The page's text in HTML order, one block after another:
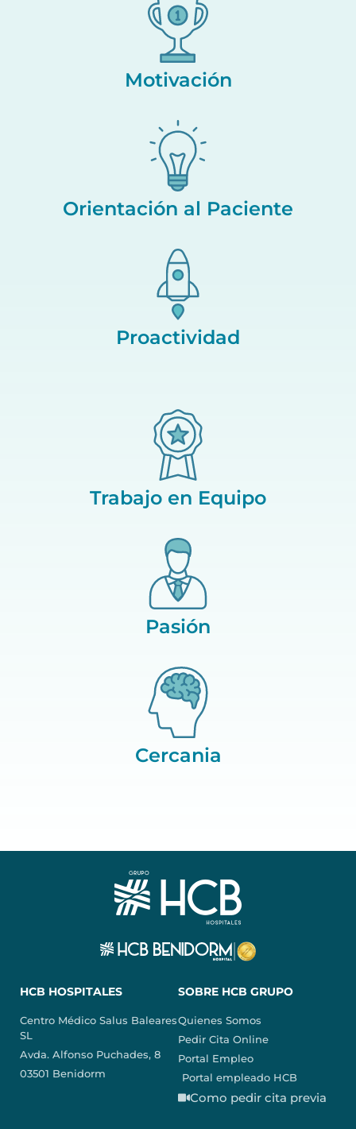
Motivación
Orientación al Paciente
Proactividad
Trabajo en Equipo
Pasión
Cercania
HCB HOSPITALES
Centro Médico Salus Baleares
SL
Avda. Alfonso Puchades, 8
03501 Benidorm
SOBRE HCB GRUPO
Quienes Somos
Pedir Cita Online
Portal Empleo
Portal empleado HCB
Como pedir cita previa